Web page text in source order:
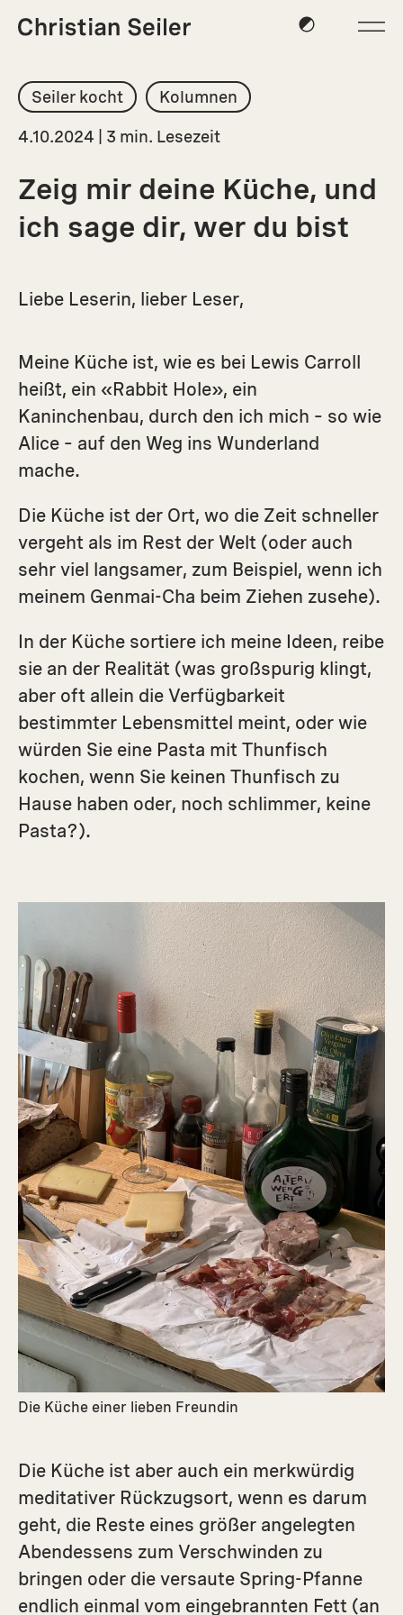
Seiler kocht Kolumnen
4.10.2024 | 3 min. Lesezeit
Zeig mir deine Küche, und
ich sage dir, wer du bist
Liebe Leserin, lieber Leser,
Meine Küche ist, wie es bei Lewis Carroll
heißt, ein «Rabbit Hole», ein
Kaninchenbau, durch den ich mich – so wie
Alice – auf den Weg ins Wunderland
mache.
Die Küche ist der Ort, wo die Zeit schneller
vergeht als im Rest der Welt (oder auch
sehr viel langsamer, zum Beispiel, wenn ich
meinem Genmai-Cha beim Ziehen zusehe).
In der Küche sortiere ich meine Ideen, reibe
sie an der Realität (was großspurig klingt,
aber oft allein die Verfügbarkeit
bestimmter Lebensmittel meint, oder wie
würden Sie eine Pasta mit Thunfisch
kochen, wenn Sie keinen Thunfisch zu
Hause haben oder, noch schlimmer, keine
Pasta?).
Die Küche einer lieben Freundin
Die Küche ist aber auch ein merkwürdig
meditativer Rückzugsort, wenn es darum
geht, die Reste eines größer angelegten
Abendessens zum Verschwinden zu
bringen oder die versaute Spring-Pfanne
endlich einmal vom eingebrannten Fett (an